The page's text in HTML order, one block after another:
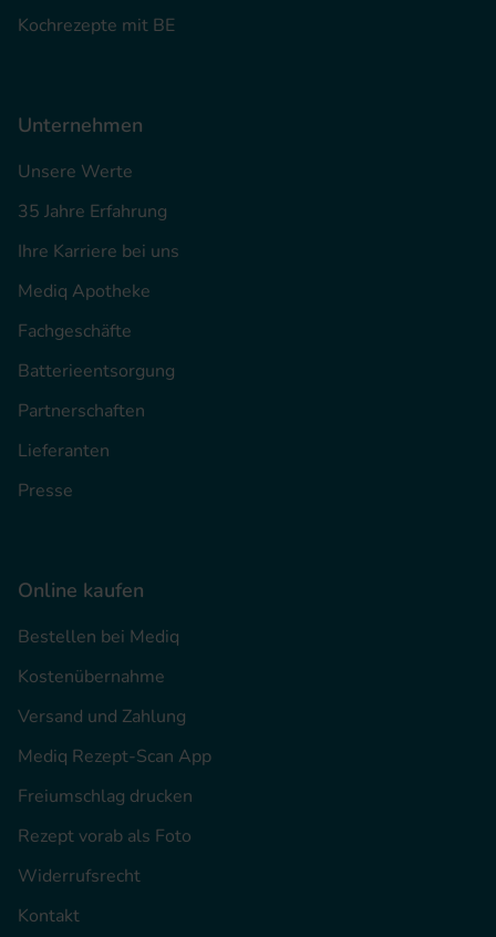
Kochrezepte mit BE
Unternehmen
Unsere Werte
35 Jahre Erfahrung
Ihre Karriere bei uns
Mediq Apotheke
Fachgeschäfte
Batterieentsorgung
Partnerschaften
Lieferanten
Presse
Online kaufen
Bestellen bei Mediq
Kostenübernahme
Versand und Zahlung
Mediq Rezept-Scan App
Freiumschlag drucken
Rezept vorab als Foto
Widerrufsrecht
Kontakt